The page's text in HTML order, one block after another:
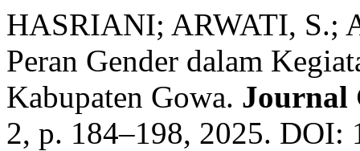
HASRIANI; ARWATI, S.;
Peran Gender dalam
Kabupaten Gowa. Journal
2, p. 184–198, 2025.